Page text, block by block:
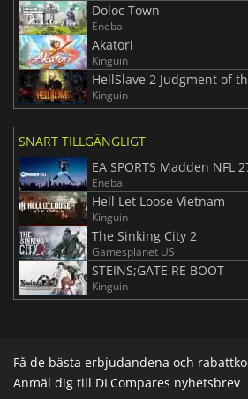
Doloc Town
Eneba
Akatori
Kinguin
HellSlave 2 Judgment of
Kinguin
SNART TILLGÄNGLIGT
EA SPORTS Madden NFL
Eneba
Hell Let Loose Vietnam
Kinguin
The Sinking City 2
Gamesplanet US
STEINS;GATE RE BOOT
Kinguin
Få de bästa erbjudandena och
Anmäl dig till DLCompares nyhetsbrev